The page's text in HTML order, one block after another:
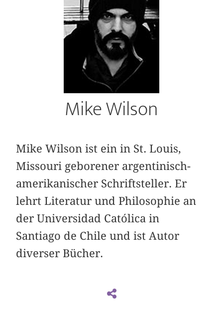
Mike Wilson
Mike Wilson ist ein in St. Louis,
Missouri geborener argentinisch-
amerikanischer Schriftsteller. Er
lehrt Literatur und Philosophie an
der Universidad Católica in
Santiago de Chile und ist Autor
diverser Bücher.